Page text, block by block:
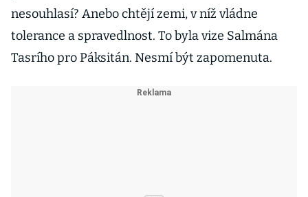
nesouhlasí? Anebo chtějí zemi, v níž vládne
tolerance a spravedlnost. To byla vize Salmána
Tasrího pro Páksitán. Nesmí být zapomenuta.